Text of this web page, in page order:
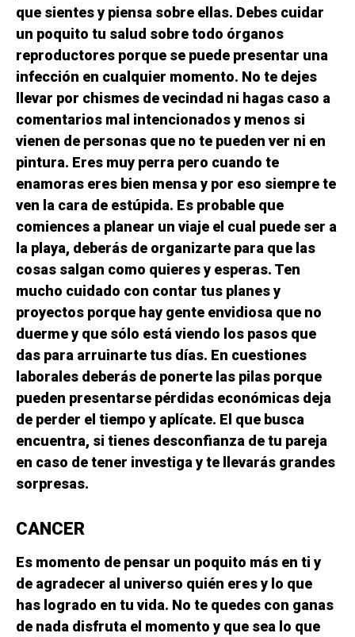
que sientes y piensa sobre ellas. Debes cuidar
un poquito tu salud sobre todo órganos
reproductores porque se puede presentar una
infección en cualquier momento. No te dejes
llevar por chismes de vecindad ni hagas caso a
comentarios mal intencionados y menos si
vienen de personas que no te pueden ver ni en
pintura. Eres muy perra pero cuando te
enamoras eres bien mensa y por eso siempre te
ven la cara de estúpida. Es probable que
comiences a planear un viaje el cual puede ser a
la playa, deberás de organizarte para que las
cosas salgan como quieres y esperas. Ten
mucho cuidado con contar tus planes y
proyectos porque hay gente envidiosa que no
duerme y que sólo está viendo los pasos que
das para arruinarte tus días. En cuestiones
laborales deberás de ponerte las pilas porque
pueden presentarse pérdidas económicas deja
de perder el tiempo y aplícate. El que busca
encuentra, si tienes desconfianza de tu pareja
en caso de tener investiga y te llevarás grandes
sorpresas.
CANCER
Es momento de pensar un poquito más en ti y
de agradecer al universo quién eres y lo que
has logrado en tu vida. No te quedes con ganas
de nada disfruta el momento y que sea lo que